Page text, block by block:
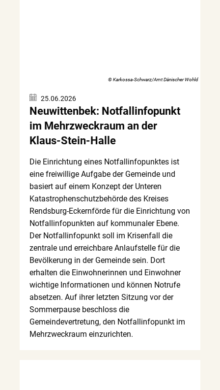
© Karkossa-Schwarz/Amt Dänischer Wohld
25.06.2026
Neuwittenbek: Notfallinfopunkt
im Mehrzweckraum an der
Klaus-Stein-Halle
Die Einrichtung eines Notfallinfopunktes ist
eine freiwillige Aufgabe der Gemeinde und
basiert auf einem Konzept der Unteren
Katastrophenschutzbehörde des Kreises
Rendsburg-Eckernförde für die Einrichtung von
Notfallinfopunkten auf kommunaler Ebene.
Der Notfallinfopunkt soll im Krisenfall die
zentrale und erreichbare Anlaufstelle für die
Bevölkerung in der Gemeinde sein. Dort
erhalten die Einwohnerinnen und Einwohner
wichtige Informationen und können Notrufe
absetzen. Auf ihrer letzten Sitzung vor der
Sommerpause beschloss die
Gemeindevertretung, den Notfallinfopunkt im
Mehrzweckraum einzurichten.